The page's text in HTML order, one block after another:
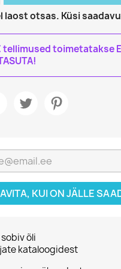
laost otsas. Küsi
tellimused toimetatakse
KUI ON JÄLLE
õli
kataloogidest